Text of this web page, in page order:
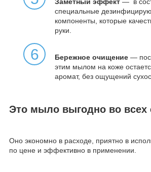
специальные
компоненты, которые
руки.
6 Бережное очищение —
этим мылом на коже
аромат, без ощущений
Это мыло выгодно во всех
Оно экономно в расходе, приятно в
по цене и эффективно в применении.